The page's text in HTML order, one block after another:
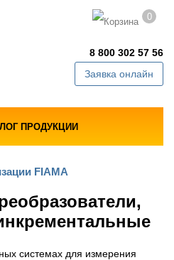
0
8 800 302 57 56
Заявка онлайн
ПРОДУКЦИИ
FIAMA
системах для измерения